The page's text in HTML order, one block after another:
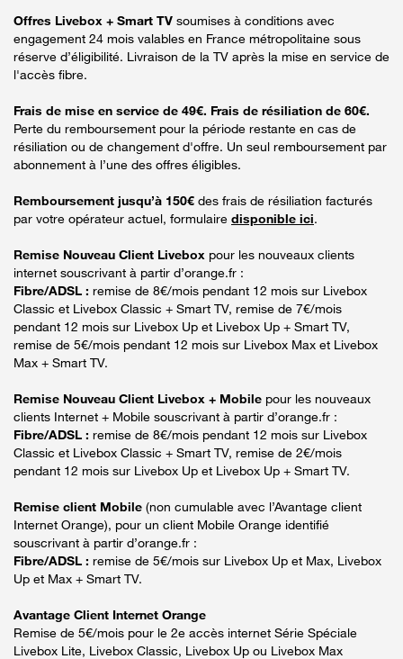
Offres Livebox + Smart TV soumises à conditions avec
engagement 24 mois valables en France métropolitaine sous
réserve d’éligibilité. Livraison de la TV après la mise en service de
l'accès fibre.
Frais de mise en service de 49€. Frais de résiliation de 60€.
Perte du remboursement pour la période restante en cas de
résiliation ou de changement d'offre. Un seul remboursement par
abonnement à l’une des offres éligibles.
Remboursement jusqu’à 150€ des frais de résiliation facturés
par votre opérateur actuel, formulaire disponible ici.
Remise Nouveau Client Livebox pour les nouveaux clients
internet souscrivant à partir d’orange.fr :
Fibre/ADSL : remise de 8€/mois pendant 12 mois sur Livebox
Classic et Livebox Classic + Smart TV, remise de 7€/mois
pendant 12 mois sur Livebox Up et Livebox Up + Smart TV,
remise de 5€/mois pendant 12 mois sur Livebox Max et Livebox
Max + Smart TV.
Remise Nouveau Client Livebox + Mobile pour les nouveaux
clients Internet + Mobile souscrivant à partir d’orange.fr :
Fibre/ADSL : remise de 8€/mois pendant 12 mois sur Livebox
Classic et Livebox Classic + Smart TV, remise de 2€/mois
pendant 12 mois sur Livebox Up et Livebox Up + Smart TV.
Remise client Mobile (non cumulable avec l’Avantage client
Internet Orange), pour un client Mobile Orange identifié
souscrivant à partir d’orange.fr :
Fibre/ADSL : remise de 5€/mois sur Livebox Up et Max, Livebox
Up et Max + Smart TV.
Avantage Client Internet Orange
Remise de 5€/mois pour le 2e accès internet Série Spéciale
Livebox Lite, Livebox Classic, Livebox Up ou Livebox Max